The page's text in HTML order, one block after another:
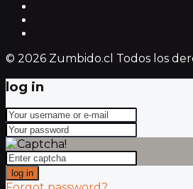
© 2026 Zumbido.cl Todos los
log in
log in